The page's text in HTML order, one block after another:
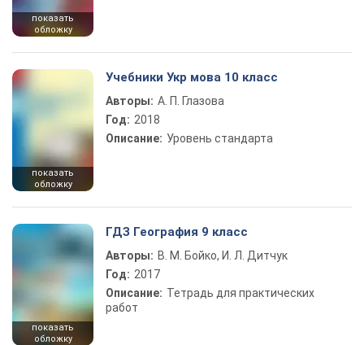
показать
обложку
показать
обложку
Учебники Укр мова 10 класс
Авторы: А. П. Глазова
Год: 2018
Описание: Уровень стандарта
показать
обложку
ГДЗ География 9 класс
Авторы: В. М. Бойко, И. Л. Дитчук
Год: 2017
Описание: Тетрадь для практических
работ